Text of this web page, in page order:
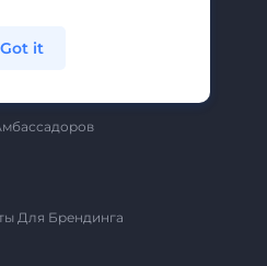
Для Брендинга
Got it